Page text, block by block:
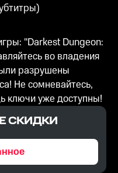
"Darkest Dungeon:
во владения
разрушены
Не сомневайтесь,
ключи уже доступны!
СКИДКИ